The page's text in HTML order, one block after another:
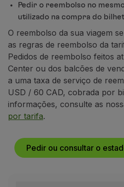
Gerir reserva
Gestão da Reserva
Extras e Upgrades
Fatura online
TAP Vouchers
Extras
Alugar carro
Seguro de Viagem
Alojamento
Check-in
TAP Miles&Go
Programa TAP Miles&Go
Conhecer o Programa
Pedir o reembolso no
utilizado na compra do
O reembolso da sua viagem
as regras de reembolso da
Pedidos de reembolso feitos
Center ou dos balcões de
a uma taxa de serviço de
USD / 60 CAD, cobrada por
informações, consulte as
por tarifa.
Pedir ou consultar o